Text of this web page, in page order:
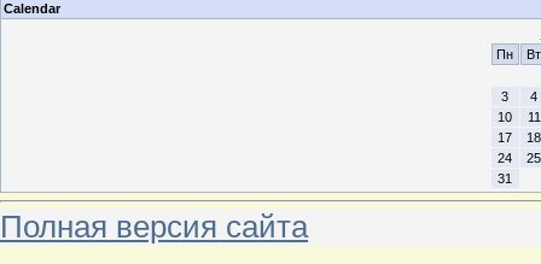
Calendar
Пн
Вт
3
4
10
11
17
18
24
25
31
Полная версия сайта